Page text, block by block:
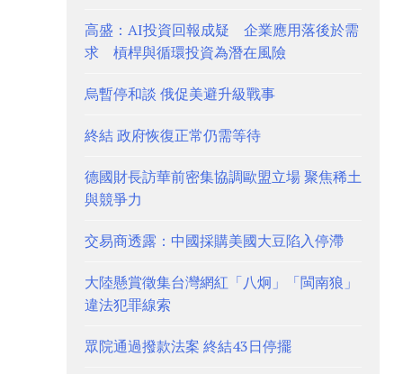
高盛：AI投資回報成疑 企業應用落後於需
求 槓桿與循環投資為潛在風險
烏暫停和談 俄促美避升級戰事
終結 政府恢復正常仍需等待
德國財長訪華前密集協調歐盟立場 聚焦稀土
與競爭力
交易商透露：中國採購美國大豆陷入停滯
大陸懸賞徵集台灣網紅「八炯」「閩南狼」
違法犯罪線索
眾院通過撥款法案 終結43日停擺